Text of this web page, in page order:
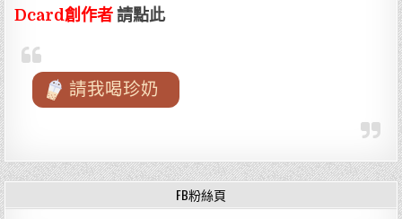
Dcard創作者 請點此
請我喝珍奶
FB粉絲頁